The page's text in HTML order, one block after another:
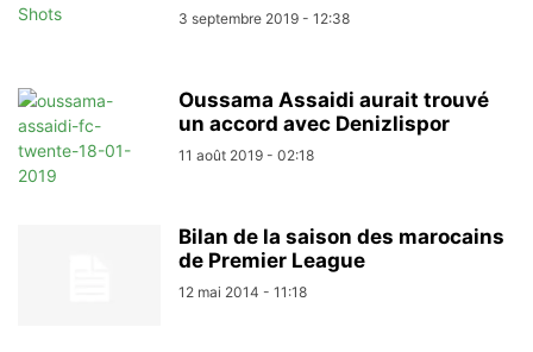
3 septembre 2019 - 12:38
Oussama Assaidi aurait trouvé
un accord avec Denizlispor
11 août 2019 - 02:18
Bilan de la saison des marocains
de Premier League
12 mai 2014 - 11:18